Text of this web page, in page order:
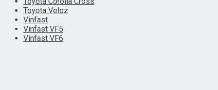
Toyota Veloz
Vinfast
Vinfast VF5
Vinfast VF6